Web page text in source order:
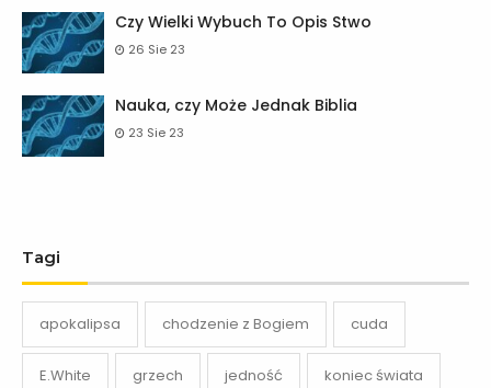
Czy Wielki Wybuch To Opis Stwo
26 Sie 23
Nauka, czy Może Jednak Biblia
23 Sie 23
Tagi
apokalipsa chodzenie z Bogiem cuda
E.White grzech jedność koniec świata